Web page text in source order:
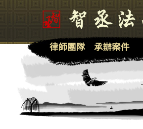
律師團隊 承辦案件